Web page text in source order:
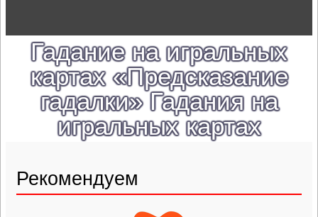
Гадание на игральных
картах «Предсказание
гадалки» Гадания на
игральных картах
Рекомендуем